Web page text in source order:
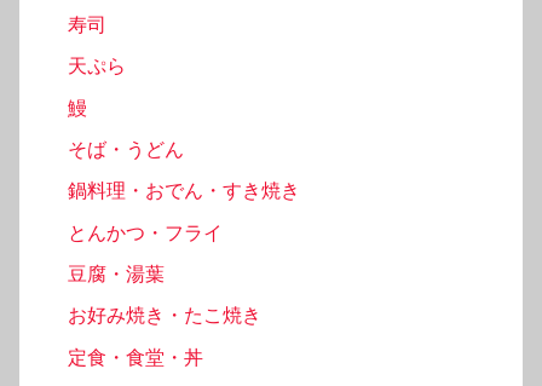
寿司
天ぷら
鰻
そば・うどん
鍋料理・おでん・すき焼き
とんかつ・フライ
豆腐・湯葉
お好み焼き・たこ焼き
定食・食堂・丼